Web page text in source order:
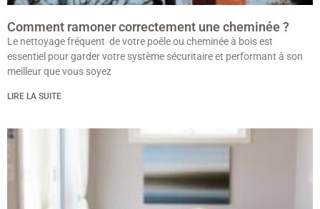
Comment ramoner correctement une cheminée ?
Le nettoyage fréquent de votre poêle ou cheminée à bois est
essentiel pour garder votre système sécuritaire et performant à son
meilleur que vous soyez
LIRE LA SUITE